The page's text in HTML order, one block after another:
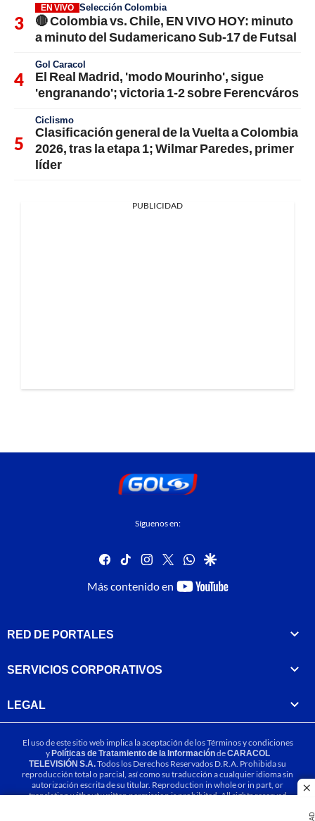
EN VIVO Selección Colombia
🔴 Colombia vs. Chile, EN VIVO HOY: minuto
a minuto del Sudamericano Sub-17 de Futsal
Gol Caracol
El Real Madrid, 'modo Mourinho', sigue
'engranando'; victoria 1-2 sobre Ferencváros
Ciclismo
Clasificación general de la Vuelta a Colombia
2026, tras la etapa 1; Wilmar Paredes, primer
líder
PUBLICIDAD
Síguenos en:
facebook
tiktok instagram
twitterwhatsapp
google
Más contenido en
youtube-
RED DE PORTALES
SERVICIOS CORPORATIVOS
LEGAL
El uso de este sitio web implica la aceptación de losTérminos y condiciones
yPolíticas de Tratamiento de la InformacióndeCARACOL
TELEVISIÓN S.A.Todos los Derechos Reservados D.R.A. Prohibida su
reproducción total o parcial, así como su traducción a cualquier idioma sin
autorización escrita de su titular. Reproduction in whole or in part, or
translation without written permission is prohibited. All rights reserved